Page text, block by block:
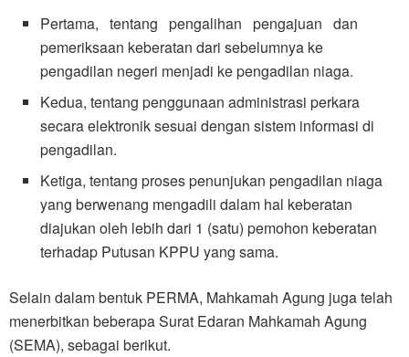
Pertama, tentang pengalihan pengajuan dan
pemeriksaan keberatan dari sebelumnya ke
pengadilan negeri menjadi ke pengadilan niaga.
Kedua, tentang penggunaan administrasi perkara
secara elektronik sesuai dengan sistem informasi di
pengadilan.
Ketiga, tentang proses penunjukan pengadilan niaga
yang berwenang mengadili dalam hal keberatan
diajukan oleh lebih dari 1 (satu) pemohon keberatan
terhadap Putusan KPPU yang sama.
Selain dalam bentuk PERMA, Mahkamah Agung juga telah
menerbitkan beberapa Surat Edaran Mahkamah Agung
(SEMA), sebagai berikut.